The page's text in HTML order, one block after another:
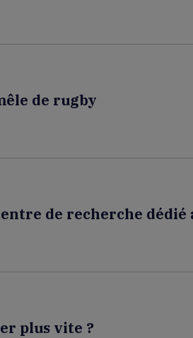
de rugby
de recherche dédié
plus vite ?